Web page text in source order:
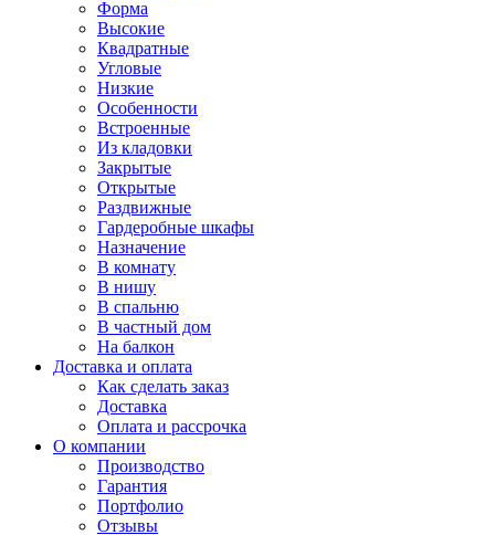
Форма
Высокие
Квадратные
Угловые
Низкие
Особенности
Встроенные
Из кладовки
Закрытые
Открытые
Раздвижные
Гардеробные шкафы
Назначение
В комнату
В нишу
В спальню
В частный дом
На балкон
Доставка и оплата
Как сделать заказ
Доставка
Оплата и рассрочка
О компании
Производство
Гарантия
Портфолио
Отзывы